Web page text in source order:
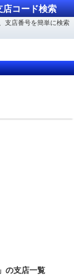
店コード検索
支店番号を簡単に検索
の支店一覧